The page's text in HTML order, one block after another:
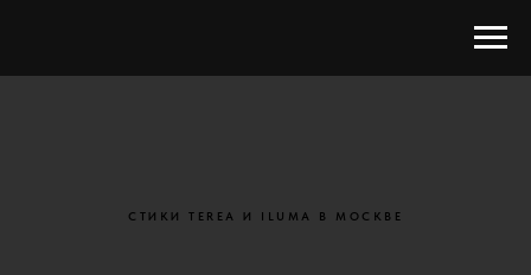
СТИКИ TEREA И ILUMA В МОСКВЕ